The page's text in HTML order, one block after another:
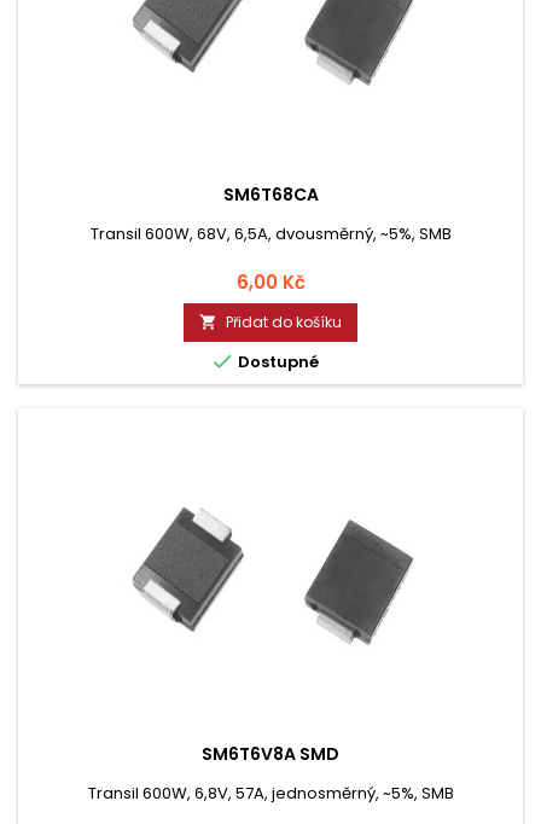
SM6T68CA
Transil 600W, 68V, 6,5A, dvousměrný, ~5%, SMB
Cena
6,00 Kč
 Přidat do košíku
 Dostupné
SM6T6V8A SMD
Transil 600W, 6,8V, 57A, jednosměrný, ~5%, SMB